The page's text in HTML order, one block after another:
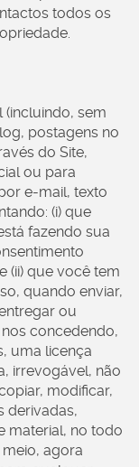
todos os
sem
postagens no
do Site,
ou para
e-mail, texto
(i) que
fazendo sua
(ii) que você tem
quando enviar,
ou
concedendo,
uma licença
irrevogável, não
modificar,
derivadas,
material, no todo
agora